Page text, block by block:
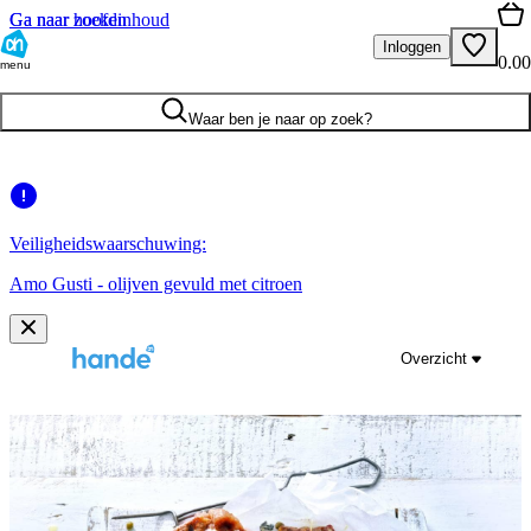
Ga naar hoofdinhoud
Ga naar zoeken
menu
Inloggen
0.00
Waar ben je naar op zoek?
Veiligheidswaarschuwing:
Amo Gusti - olijven gevuld met citroen
Overzicht